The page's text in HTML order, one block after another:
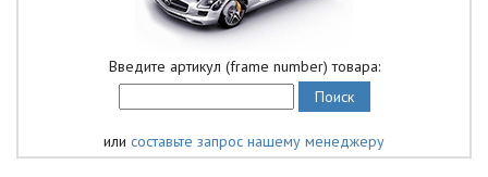
Введите артикул (frame number) товара:
или составьте запрос нашему менеджеру